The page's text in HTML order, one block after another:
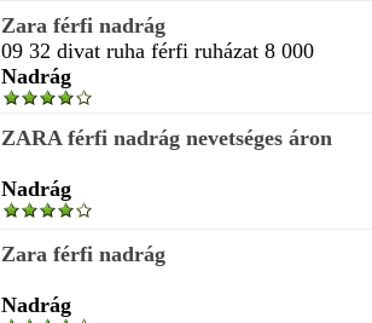
Zara férfi nadrág
09 32 divat ruha férfi ruházat 8 000
Nadrág
ZARA férfi nadrág nevetséges áron
Nadrág
Zara férfi nadrág
Nadrág